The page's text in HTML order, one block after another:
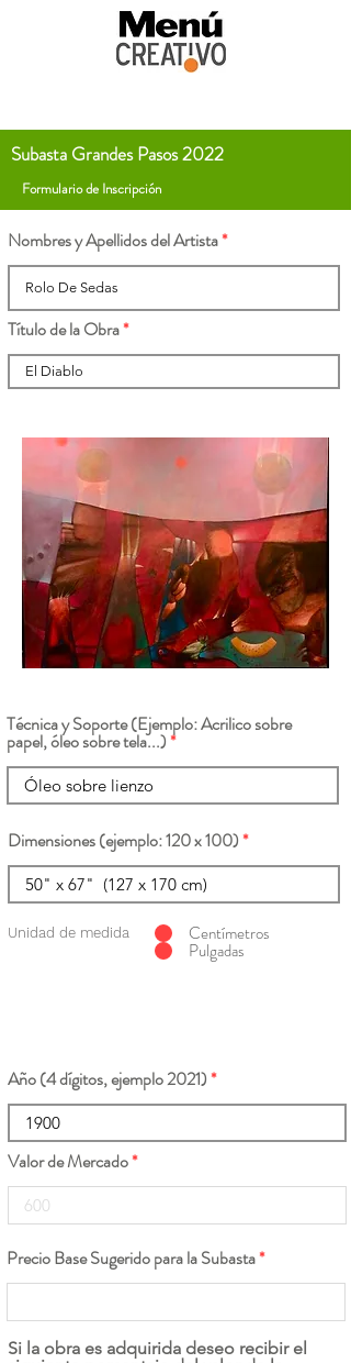
Subasta Grandes Pasos 2022
Formulario de Inscripción
Nombres y Apellidos del Artista
Título de la Obra
Técnica y Soporte (Ejemplo: Acrilico sobre
papel, óleo sobre tela...)
Dimensiones (ejemplo: 120 x 100)
Unidad de medida Centímetros
Pulgadas
Año (4 dígitos, ejemplo 2021)
Valor de Mercado
Precio Base Sugerido para la Subasta
Si la obra es adquirida deseo recibir el